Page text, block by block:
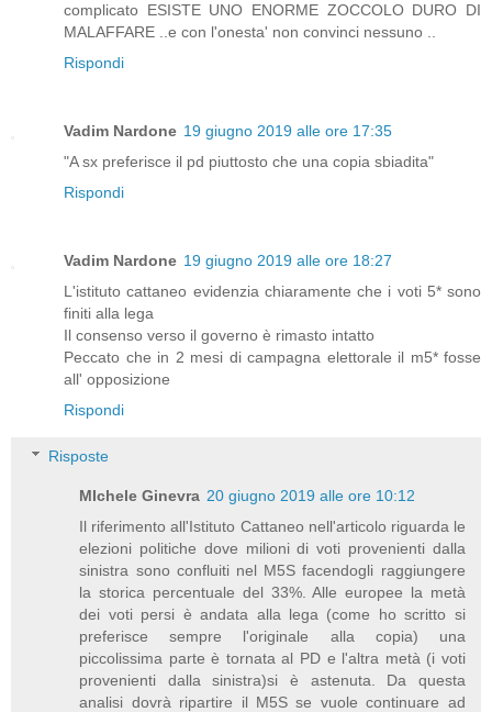
complicato ESISTE UNO ENORME ZOCCOLO DURO DI
MALAFFARE ..e con l'onesta' non convinci nessuno ..
Rispondi
Vadim Nardone 19 giugno 2019 alle ore 17:35
"A sx preferisce il pd piuttosto che una copia sbiadita"
Rispondi
Vadim Nardone 19 giugno 2019 alle ore 18:27
L'istituto cattaneo evidenzia chiaramente che i voti 5* sono
finiti alla lega
Il consenso verso il governo è rimasto intatto
Peccato che in 2 mesi di campagna elettorale il m5* fosse
all' opposizione
Rispondi
Risposte
MIchele Ginevra 20 giugno 2019 alle ore 10:12
Il riferimento all'Istituto Cattaneo nell'articolo riguarda le
elezioni politiche dove milioni di voti provenienti dalla
sinistra sono confluiti nel M5S facendogli raggiungere
la storica percentuale del 33%. Alle europee la metà
dei voti persi è andata alla lega (come ho scritto si
preferisce sempre l'originale alla copia) una
piccolissima parte è tornata al PD e l'altra metà (i voti
provenienti dalla sinistra)si è astenuta. Da questa
analisi dovrà ripartire il M5S se vuole continuare ad